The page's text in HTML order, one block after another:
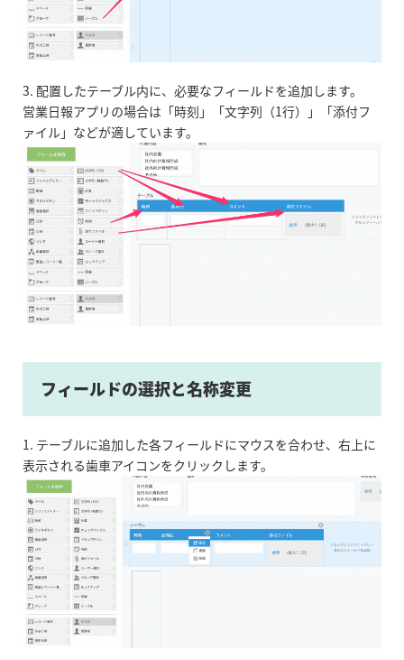
3. 配置したテーブル内に、必要なフィールドを追加します。
営業日報アプリの場合は「時刻」「文字列（1行）」「添付フ
ァイル」などが適しています。
フィールドの選択と名称変更
1. テーブルに追加した各フィールドにマウスを合わせ、右上に
表示される歯車アイコンをクリックします。